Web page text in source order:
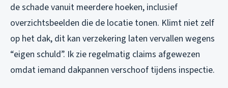
de schade vanuit meerdere hoeken, inclusief
overzichtsbeelden die de locatie tonen. Klimt niet zelf
op het dak, dit kan verzekering laten vervallen wegens
“eigen schuld”. Ik zie regelmatig claims afgewezen
omdat iemand dakpannen verschoof tijdens inspectie.